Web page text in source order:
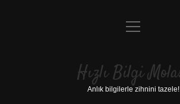
Anasayfa
Yasal Uyarı
menüyü
Hızlı Bilgi
Anlık bilgilerle zihnini tazele!